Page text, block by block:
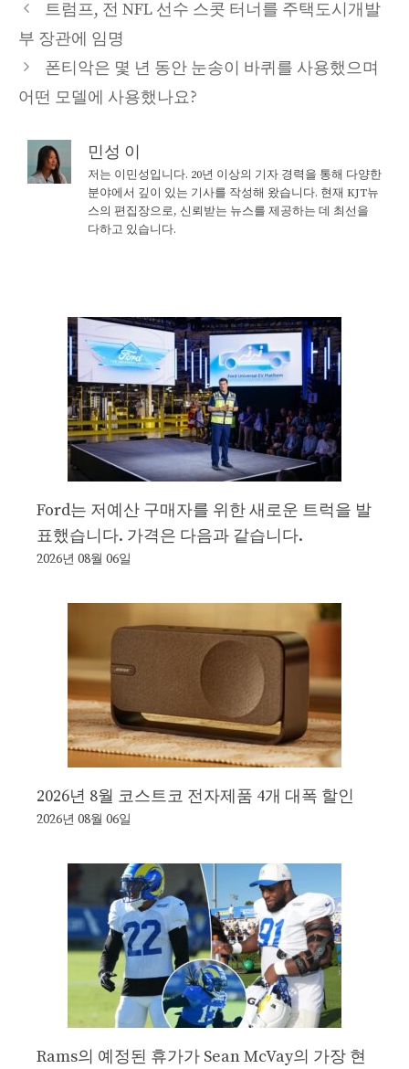
트럼프, 전 NFL 선수 스콧 터너를 주택도시개발
부 장관에 임명
폰티악은 몇 년 동안 눈송이 바퀴를 사용했으며
어떤 모델에 사용했나요?
민성 이
저는 이민성입니다. 20년 이상의 기자 경력을 통해 다양한
분야에서 깊이 있는 기사를 작성해 왔습니다. 현재 KJT뉴
스의 편집장으로, 신뢰받는 뉴스를 제공하는 데 최선을
다하고 있습니다.
Ford는 저예산 구매자를 위한 새로운 트럭을 발
표했습니다. 가격은 다음과 같습니다.
2026년 08월 06일
2026년 8월 코스트코 전자제품 4개 대폭 할인
2026년 08월 06일
Rams의 예정된 휴가가 Sean McVay의 가장 현